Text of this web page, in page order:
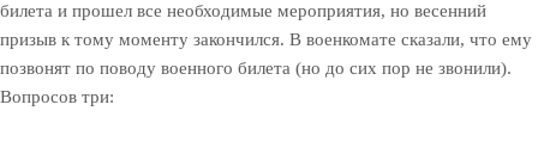
билета и прошел все необходимые мероприятия, но весенний
призыв к тому моменту закончился. В военкомате сказали, что ему
позвонят по поводу военного билета (но до сих пор не звонили).
Вопросов три: